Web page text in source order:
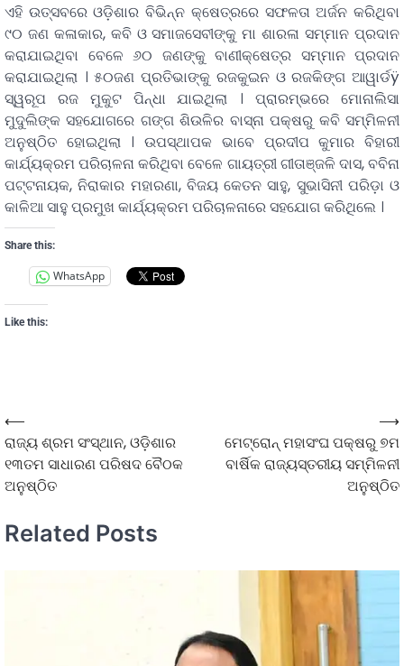
ଏହି ଉତ୍ସବରେ ଓଡ଼ିଶାର ବିଭିନ୍ନ କ୍ଷେତ୍ରରେ ସଫଳତା ଅର୍ଜନ କରିଥିବା
୯୦ ଜଣ କଳାକାର, କବି ଓ ସମାଜସେବୀଙ୍କୁ ମା ଶାରଳା ସମ୍ମାନ ପ୍ରଦାନ
କରାଯାଇଥିବା ବେଳେ ୬୦ ଜଣଙ୍କୁ ବାଣୀକ୍ଷେତ୍ର ସମ୍ମାନ ପ୍ରଦାନ
କରାଯାଇଥିଲା । ୫୦ଜଣ ପ୍ରତିଭାଙ୍କୁ ରଜକୁଇନ ଓ ରଜକିଙ୍ଗ ଆୱାର୍ଡÿ
ସ୍ୱରୂପ ରଜ ମୁକୁଟ ପିନ୍ଧା ଯାଇଥିଲା । ପ୍ରାରମ୍ଭରେ ମୋନାଲିସା
ମୁଦୁଲିଙ୍କ ସହଯୋଗରେ ଗଙ୍ଗ ଶିଉଳିର ବାସ୍ନା ପକ୍ଷରୁ କବି ସମ୍ମିଳନୀ
ଅନୁଷ୍ଠିତ ହୋଇଥିଲା । ଉପସ୍ଥାପକ ଭାବେ ପ୍ରଦୀପ କୁମାର ବିହାରୀ
କାର୍ଯ୍ୟକ୍ରମ ପରିଚାଳନା କରିଥିବା ବେଳେ ଗାୟତ୍ରୀ ଗୀତାଞ୍ଜଳି ଦାସ, ବବିନା
ପଟ୍ଟନାୟକ, ନିରାକାର ମହାରଣା, ବିଜୟ କେତନ ସାହୁ, ସୁଭାସିନୀ ପରିଡ଼ା ଓ
କାଳିଆ ସାହୁ ପ୍ରମୁଖ କାର୍ଯ୍ୟକ୍ରମ ପରିଚାଳନାରେ ସହଯୋଗ କରିଥିଲେ ।
Share this:
WhatsApp
Like this:
⟵
ରାଜ୍ୟ ଶ୍ରମ ସଂସ୍ଥାନ, ଓଡ଼ିଶାର
୧୩ତମ ସାଧାରଣ ପରିଷଦ ବୈଠକ
ଅନୁଷ୍ଠିତ
ମେଟ୍ରୋନ୍ ମହାସଂଘ ପକ୍ଷରୁ ୭ମ
ବାର୍ଷିକ ରାଜ୍ୟସ୍ତରୀୟ ସମ୍ମିଳନୀ
ଅନୁଷ୍ଠିତ
⟶
Related Posts